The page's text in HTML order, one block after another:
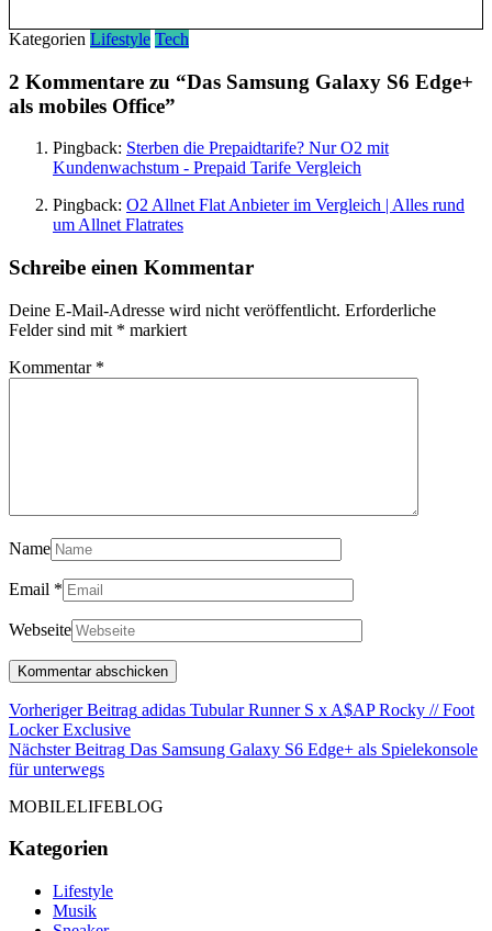
Kategorien Lifestyle Tech
2 Kommentare zu “Das Samsung Galaxy S6 Edge+
als mobiles Office”
Pingback: Sterben die Prepaidtarife? Nur O2 mit
Kundenwachstum - Prepaid Tarife Vergleich
Pingback: O2 Allnet Flat Anbieter im Vergleich | Alles rund
um Allnet Flatrates
Schreibe einen Kommentar
Deine E-Mail-Adresse wird nicht veröffentlicht. Erforderliche
Felder sind mit * markiert
Kommentar *
Name
Email *
Webseite
Beitragsnavigation
Vorheriger Beitrag adidas Tubular Runner S x A$AP Rocky // Foot
Locker ExclusiveVorheriger
Beitrag
Nächster Beitrag Das Samsung Galaxy S6 Edge+ als Spielekonsole
für unterwegsNächster
MOBILELIFEBLOG
Kategorien
Lifestyle
Musik